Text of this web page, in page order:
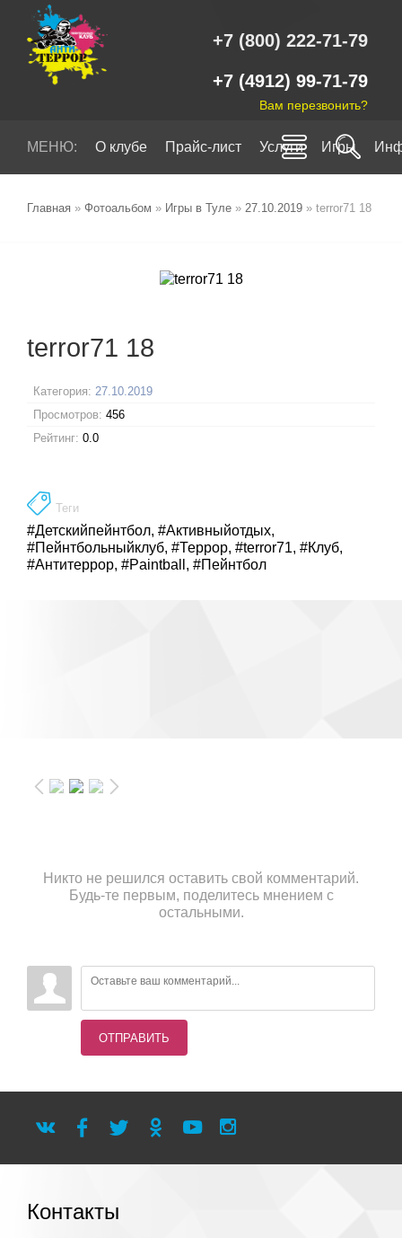
+7 (800) 222-71-79
+7 (4912) 99-71-79
Вам перезвонить?
МЕНЮ: О клубе Прайс-лист Услуги Игры
Главная » Фотоальбом » Игры в Туле » 27.10.2019 » terror71 18
terror71 18
Категория: 27.10.2019
Просмотров: 456
Рейтинг: 0.0
Теги
#Детскийпейнтбол, #Активныйотдых,
#Пейнтбольныйклуб, #Террор, #terror71, #Клуб,
#Антитеррор, #Paintball , #Пейнтбол
Никто не решился оставить свой комментарий.
Будь-те первым, поделитесь мнением с
остальными.
ОТПРАВИТЬ
Контакты